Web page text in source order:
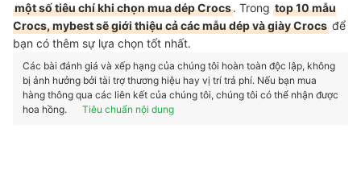
một số tiêu chí khi chọn mua dép Crocs. Trong top 10 mẫu
Crocs, mybest sẽ giới thiệu cả các mẫu dép và giày Crocs để
bạn có thêm sự lựa chọn tốt nhất.
Các bài đánh giá và xếp hạng của chúng tôi hoàn toàn độc lập, không
bị ảnh hưởng bởi tài trợ thương hiệu hay vị trí trả phí. Nếu bạn mua
hàng thông qua các liên kết của chúng tôi, chúng tôi có thể nhận được
hoa hồng.
Tiêu chuẩn nội dung